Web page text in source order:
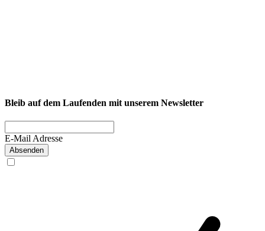
Bleib auf dem Laufenden mit unserem Newsletter
E-Mail Adresse
Absenden